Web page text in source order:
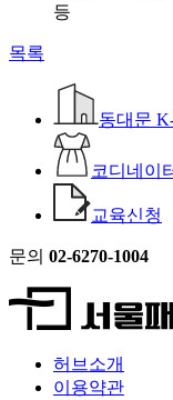
등
목록
동대문
코디네이
교육신청
문의 02-6270-1004
허브소개
이용약관